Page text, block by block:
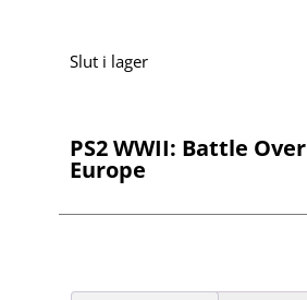
Slut i lager
PS2 WWII: Battle Over
Europe